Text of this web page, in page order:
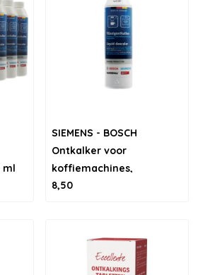
ml
SIEMENS - BOSCH
Ontkalker voor
koffiemachines,
waterkokers en
8,50